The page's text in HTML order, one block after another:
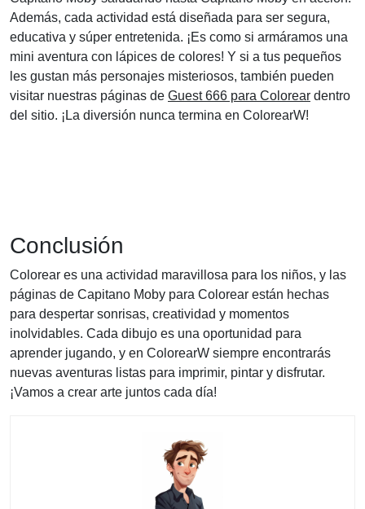
Además, cada actividad está diseñada para ser segura,
educativa y súper entretenida. ¡Es como si armáramos una
mini aventura con lápices de colores! Y si a tus pequeños
les gustan más personajes misteriosos, también pueden
visitar nuestras páginas de Guest 666 para Colorear dentro
del sitio. ¡La diversión nunca termina en ColorearW!
Conclusión
Colorear es una actividad maravillosa para los niños, y las
páginas de Capitano Moby para Colorear están hechas
para despertar sonrisas, creatividad y momentos
inolvidables. Cada dibujo es una oportunidad para
aprender jugando, y en ColorearW siempre encontrarás
nuevas aventuras listas para imprimir, pintar y disfrutar.
¡Vamos a crear arte juntos cada día!